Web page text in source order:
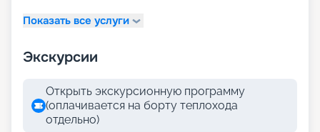
Показать все услуги
Экскурсии
Открыть экскурсионную программу
(оплачивается на борту теплохода
отдельно)